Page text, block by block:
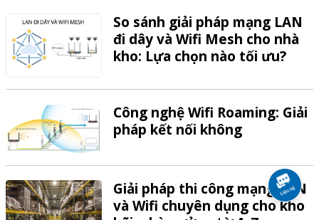
So sánh giải pháp mạng LAN
đi dây và Wifi Mesh cho nhà
kho: Lựa chọn nào tối ưu?
Công nghệ Wifi Roaming: Giải
pháp kết nối không
Giải pháp thi công mạng LAN
và Wifi chuyên dụng cho kho